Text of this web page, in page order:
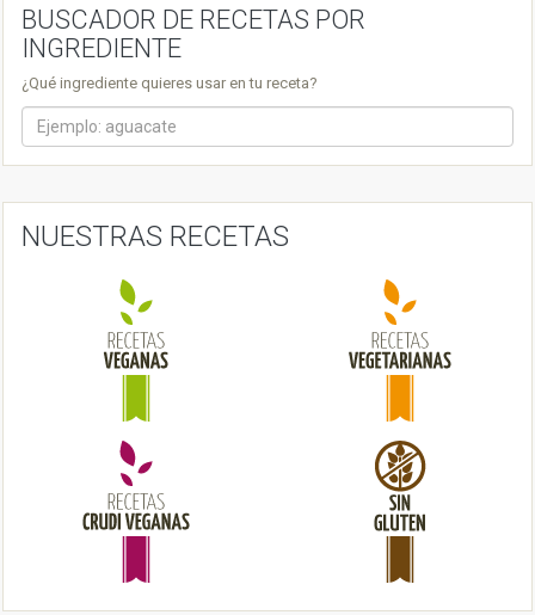
g
a
BUSCADOR DE RECETAS POR
INGREDIENTE
¿Qué ingrediente quieres usar en tu receta?
NUESTRAS RECETAS